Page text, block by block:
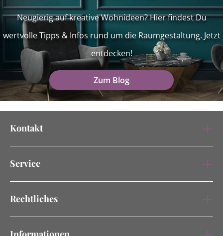
Neugierig auf kreative Wohnideen? Hier findest Du
wertvolle Tipps & Infos rund um die Raumgestaltung. Jetzt
entdecken!
Zum Blog
Kontakt
Service
Rechtliches